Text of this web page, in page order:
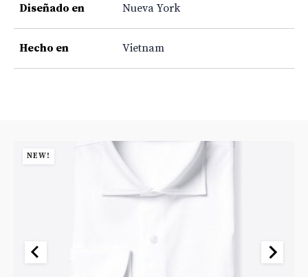
Diseñado en Nueva York
Hecho en Vietnam
NEW!